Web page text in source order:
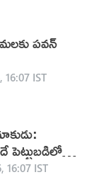
పవన్‌
16:07 IST
పెట్టుబడిలో
16:07 IST